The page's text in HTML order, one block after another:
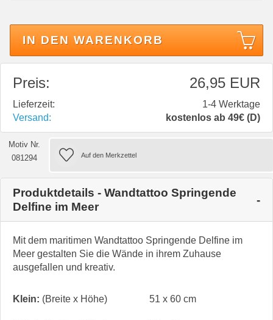
IN DEN WARENKORB
Preis: 26,95 EUR
Lieferzeit:
1-4 Werktage
Versand:
kostenlos ab 49€ (D)
Motiv Nr.
081294
Produktdetails - Wandtattoo Springende
Delfine im Meer
Mit dem maritimen Wandtattoo Springende Delfine im
Meer gestalten Sie die Wände in ihrem Zuhause
ausgefallen und kreativ.
Klein: (Breite x Höhe) 51 x 60 cm